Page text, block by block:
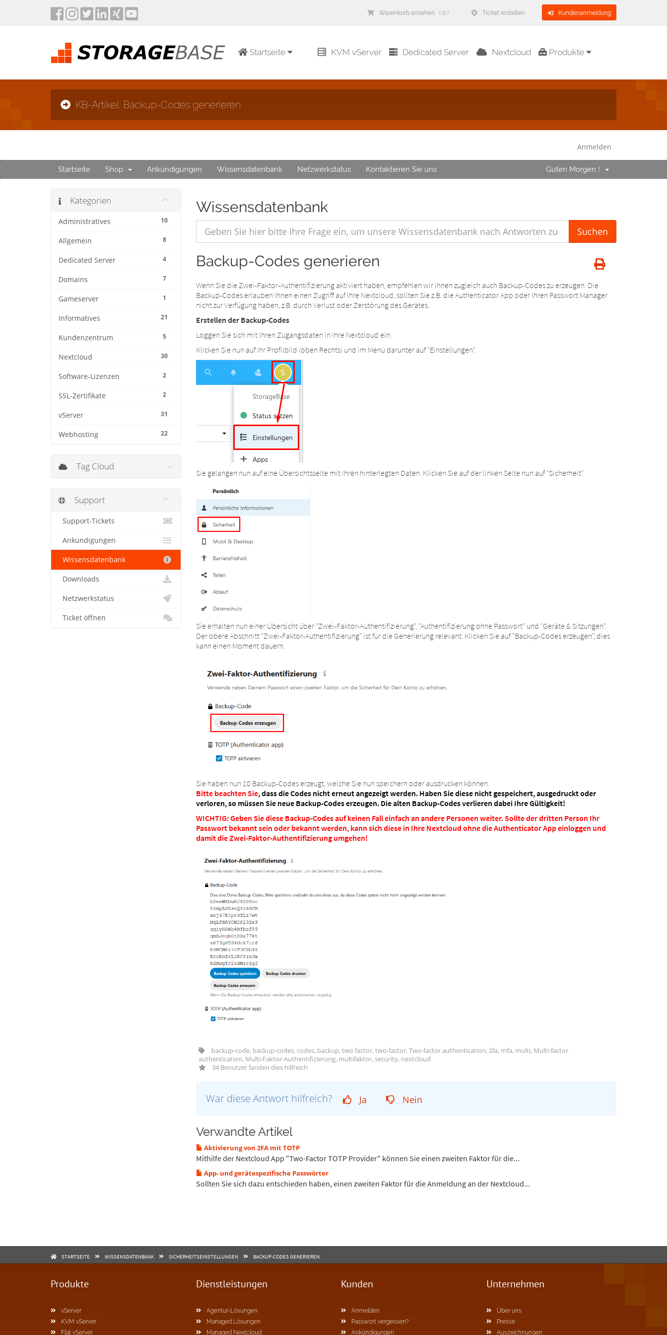
Warenkorb ansehen ( 0 ) Ticket erstellen Kundenanmeldung
Startseite KVM vServer Dedicated Server Nextcloud Produkte
KB-Artikel: Backup-Codes generieren
Anmelden
Startseite Shop Ankündigungen Wissensdatenbank Netzwerkstatus Kontaktieren Sie uns Guten Morgen !
Wissensdatenbank
Kategorien
10
Administratives
8
Allgemein
4
Dedicated Server
7
Domains
1
Gameserver
21
Informatives
5
Kundenzentrum
30
Nextcloud
2
Software-Lizenzen
2
SSL-Zertifikate
31
vServer
22
Webhosting
Backup-Codes generieren
Wenn Sie die Zwei-Faktor-Authentifizierung aktiviert haben, empfehlen wir Ihnen zugleich auch Backup-Codes zu erzeugen. Die
Backup-Codes erlauben Ihnen einen Zugriff auf Ihre Nextcloud, sollten Sie z.B. die Authenticator App oder Ihren Passwort Manager
nicht zur Verfügung haben, z.B. durch Verlust oder Zerstörung des Gerätes.
Erstellen der Backup-Codes
Loggen Sie sich mit Ihren Zugangsdaten in Ihre Nextcloud ein.
Klicken Sie nun auf Ihr Profilbild (oben Rechts) und im Menü darunter auf "Einstellungen".
Sie gelangen nun auf eine Übersichtsseite mit Ihren hinterlegten Daten. Klicken Sie auf der linken Seite nun auf "Sicherheit".
Sie erhalten nun einer Übersicht über "Zwei-Faktor-Authentifizierung", "Authentifizierung ohne Passwort" und "Geräte & Sitzungen".
Der obere Abschnitt "Zwei-Faktor-Authentifizierung" ist für die Generierung relevant. Klicken Sie auf "Backup-Codes erzeugen", dies
kann einen Moment dauern.
Sie haben nun 10 Backup-Codes erzeugt, welche Sie nun speichern oder ausdrucken können.
Bitte beachten Sie,dass die Codes nicht erneut angezeigt werden. Haben Sie diese nicht gespeichert, ausgedruckt oder
verloren, so müssen Sie neue Backup-Codes erzeugen. Die alten Backup-Codes verlieren dabei Ihre Gültigkeit!
WICHTIG: Geben Sie diese Backup-Codes auf keinen Fall einfach an andere Personen weiter. Sollte der dritten Person Ihr
Passwort bekannt sein oder bekannt werden, kann sich diese in Ihre Nextcloud ohne die Authenticator App einloggen und
damit die Zwei-Faktor-Authentifizierung umgehen!
backup-code, backup-codes, codes, backup, two factor, two-factor, Two-factor authentication, 2fa, mfa, multi, Multi-factor
authentication, Multi-Faktor-Authentifizierung, multifaktor, security, nextcloud
34 Benutzer fanden dies hilfreich
War diese Antwort hilfreich? Ja Nein
Verwandte Artikel
Aktivierung von 2FA mit TOTP
Mithilfe der Nextcloud App "Two-Factor TOTP Provider" können Sie einen zweiten Faktor für die...
App- und gerätespezifische Passwörter
Sollten Sie sich dazu entschieden haben, einen zweiten Faktor für die Anmeldung an der Nextcloud...
Tag Cloud
Support
Support-Tickets
Ankündigungen
Wissensdatenbank
Downloads
Netzwerkstatus
Ticket öffnen
STARTSEITE WISSENSDATENBANK SICHERHEITSEINSTELLUNGEN BACKUP-CODES GENERIEREN
Produkte
vServer
KVM vServer
Flat vServer
Dienstleistungen
Agentur-Lösungen
Managed Lösungen
Managed Nextcloud
Kunden
Anmelden
Passwort vergessen?
Ankündigungen
Unternehmen
Über uns
Presse
Auszeichnungen